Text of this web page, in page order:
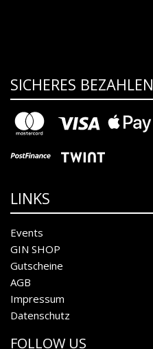
SICHERES BEZAHLEN
LINKS
Events
GIN SHOP
Gutscheine
AGB
Impressum
Datenschutz
FOLLOW US